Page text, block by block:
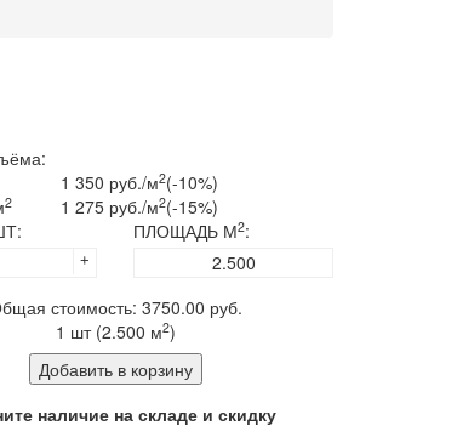
1 350 руб./м2(-10%)
2 1 275 руб./м2(-15%)
+
ПЛОЩАДЬ М2:
стоимость: 3750.00 руб.
1 шт (2.500 м2)
Добавить в корзину
наличие на складе и скидку